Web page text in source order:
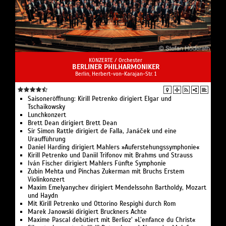
Mit ihrem Oratorium „A Modern Man“ zeichnen der
Komponist Christoph Reuter und sein Librettist
Andreas Hillger das Leben des Jahrhundertkünstlers
nach, das ihn von New York und Paris über Weimar,
Dessau und Berlin wieder zurück in seine Geburtsstadt
führte. Dabei klingt Feiningers musikalischer Favorit
aus dem Barock ebenso an wie der zeitgenössische
Jazz. Mit seiner Affinität zu Rennrädern und
Lokomotiven kommt das Interesse am technischen
Fortschritt sowie an der Geschwindigkeit ins Spiel und
in seiner lebenslangen Liebe zu Julia wird der
weltberühmte Maler als Familienmensch erkennbar.
Anlässlich des einhundertjährigen Bauhausjubiläums
präsentiert der Berliner Konzert Chor, zusammen mit
Orchester, Band und Solisten, mit der Uraufführung des
Werkes „A Modern Man — ein Feininger-Oratorium‟ ein
Kaleidoskop der Klassischen Moderne, in dem sich das
Licht der Gegenwart bricht und spiegelt.
KONZERTE / Orchester
BERLINER PHILHARMONIKER
Berlin, Herbert-von-Karajan-Str. 1
Saisoneröffnung: Kirill Petrenko dirigiert Elgar und
Tschaikowsky
Lunchkonzert
Brett Dean dirigiert Brett Dean
Sir Simon Rattle dirigiert de Falla, Janáček und eine
Uraufführung
Daniel Harding dirigiert Mahlers »Auferstehungssymphonie«
Kirill Petrenko und Daniil Trifonov mit Brahms und Strauss
Iván Fischer dirigiert Mahlers Fünfte Symphonie
Zubin Mehta und Pinchas Zukerman mit Bruchs Erstem
Violinkonzert
Maxim Emelyanychev dirigiert Mendelssohn Bartholdy, Mozart
und Haydn
Mit Kirill Petrenko und Ottorino Respighi durch Rom
Marek Janowski dirigiert Bruckners Achte
Maxime Pascal debütiert mit Berlioz’ »L’enfance du Christ«